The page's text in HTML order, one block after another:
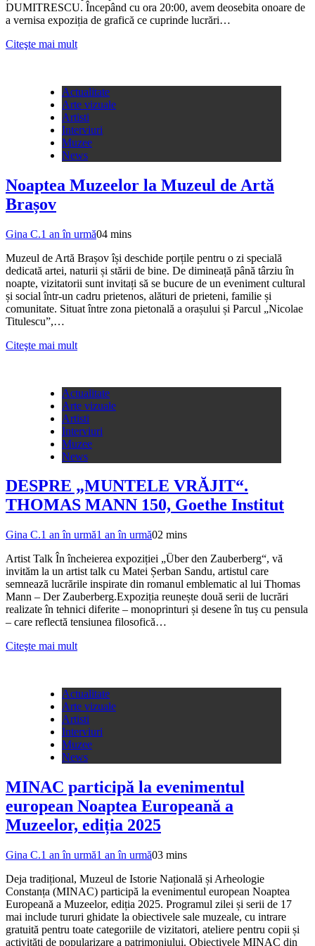
DUMITRESCU. Începând cu ora 20:00, avem deosebita onoare de
a vernisa expoziția de grafică ce cuprinde lucrări…
Citeşte mai mult
Actualitate
Arte vizuale
Artisti
Interviuri
Muzee
News
Noaptea Muzeelor la Muzeul de Artă
Brașov
Gina C.1 an în urmă04 mins
Muzeul de Artă Brașov își deschide porțile pentru o zi specială
dedicată artei, naturii și stării de bine. De dimineață până târziu în
noapte, vizitatorii sunt invitați să se bucure de un eveniment cultural
și social într-un cadru prietenos, alături de prieteni, familie și
comunitate. Situat între zona pietonală a orașului și Parcul „Nicolae
Titulescu”,…
Citeşte mai mult
Actualitate
Arte vizuale
Artisti
Interviuri
Muzee
News
DESPRE „MUNTELE VRĂJIT“.
THOMAS MANN 150, Goethe Institut
Gina C.1 an în urmă1 an în urmă02 mins
Artist Talk În încheierea expoziției „Über den Zauberberg“, vă
invităm la un artist talk cu Matei Șerban Sandu, artistul care
semnează lucrările inspirate din romanul emblematic al lui Thomas
Mann – Der Zauberberg.Expoziția reunește două serii de lucrări
realizate în tehnici diferite – monoprinturi și desene în tuș cu pensula
– care reflectă tensiunea filosofică…
Citeşte mai mult
Actualitate
Arte vizuale
Artisti
Interviuri
Muzee
News
MINAC participă la evenimentul
european Noaptea Europeană a
Muzeelor, ediția 2025
Gina C.1 an în urmă1 an în urmă03 mins
Deja tradițional, Muzeul de Istorie Națională și Arheologie
Constanța (MINAC) participă la evenimentul european Noaptea
Europeană a Muzeelor, ediția 2025. Programul zilei și serii de 17
mai include tururi ghidate la obiectivele sale muzeale, cu intrare
gratuită pentru toate categoriile de vizitatori, ateliere pentru copii și
activități de popularizare a patrimoniului. Obiectivele MINAC din